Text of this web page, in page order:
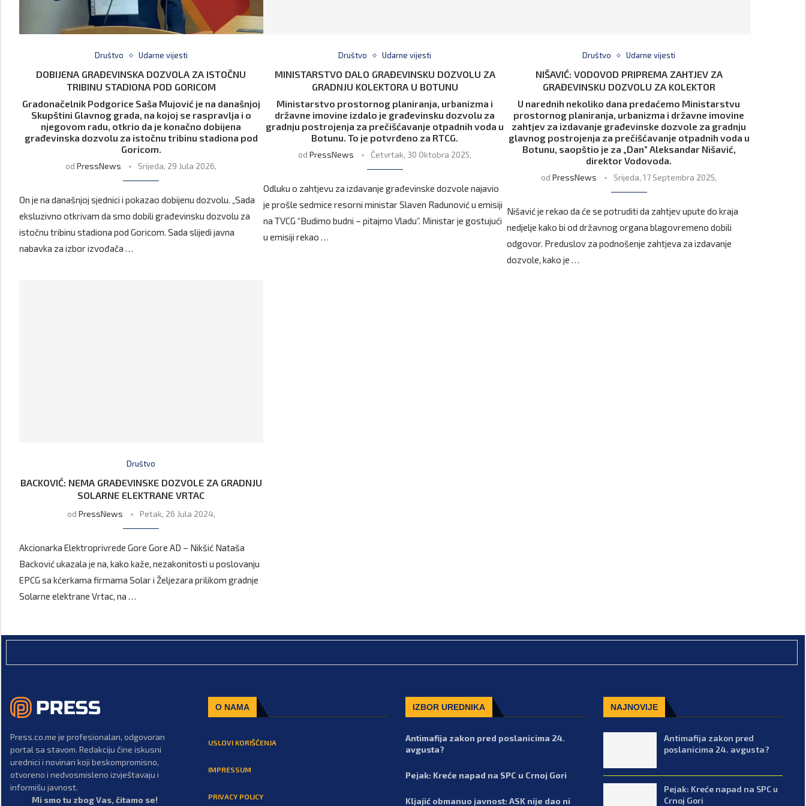
Društvo Udarne vijesti
DOBIJENA GRAĐEVINSKA DOZVOLA ZA ISTOČNU
TRIBINU STADIONA POD GORICOM
Gradonačelnik Podgorice Saša Mujović je na današnjoj
Skupštini Glavnog grada, na kojoj se raspravlja i o
njegovom radu, otkrio da je konačno dobijena
građevinska dozvolu za istočnu tribinu stadiona pod
Goricom.
odPressNews Srijeda, 29 Jula 2026,
On je na današnjoj sjednici i pokazao dobijenu dozvolu. „Sada
eksluzivno otkrivam da smo dobili građevinsku dozvolu za
istočnu tribinu stadiona pod Goricom. Sada slijedi javna
nabavka za izbor izvođača …
Društvo Udarne vijesti
MINISTARSTVO DALO GRAĐEVINSKU DOZVOLU ZA
GRADNJU KOLEKTORA U BOTUNU
Ministarstvo prostornog planiranja, urbanizma i
državne imovine izdalo je građevinsku dozvolu za
gradnju postrojenja za prečišćavanje otpadnih voda u
Botunu. To je potvrđeno za RTCG.
odPressNews Četvrtak, 30 Oktobra 2025,
Odluku o zahtjevu za izdavanje građevinske dozvole najavio
je prošle sedmice resorni ministar Slaven Radunović u emisiji
na TVCG “Budimo budni – pitajmo Vladu”. Ministar je gostujući
u emisiji rekao …
Društvo Udarne vijesti
NIŠAVIĆ: VODOVOD PRIPREMA ZAHTJEV ZA
GRAĐEVINSKU DOZVOLU ZA KOLEKTOR
U narednih nekoliko dana predaćemo Ministarstvu
prostornog planiranja, urbanizma i državne imovine
zahtjev za izdavanje građevinske dozvole za gradnju
glavnog postrojenja za prečišćavanje otpadnih voda u
Botunu, saopštio je za „Dan” Aleksandar Nišavić,
direktor Vodovoda.
odPressNews Srijeda, 17 Septembra 2025,
Nišavić je rekao da će se potruditi da zahtjev upute do kraja
nedjelje kako bi od državnog organa blagovremeno dobili
odgovor. Preduslov za podnošenje zahtjeva za izdavanje
dozvole, kako je …
Društvo
BACKOVIĆ: NEMA GRAĐEVINSKE DOZVOLE ZA GRADNJU
SOLARNE ELEKTRANE VRTAC
od PressNews Petak, 26 Jula 2024,
Akcionarka Elektroprivrede Gore Gore AD – Nikšić Nataša
Backović ukazala je na, kako kaže, nezakonitosti u poslovanju
EPCG sa kćerkama firmama Solar i Željezara prilikom gradnje
Solarne elektrane Vrtac, na …
Press.co.me je profesionalan, odgovoran
portal sa stavom. Redakciju čine iskusni
urednici i novinari koji beskompromisno,
otvoreno i nedvosmisleno izvještavaju i
informišu javnost.
Mi smo tu zbog Vas, čitamo se!
O NAMA
USLOVI KORIŠĆENJA
IMPRESSUM
PRIVACY POLICY
IZBOR UREDNIKA
Antimafija zakon pred poslanicima 24.
avgusta?
Pejak: Kreće napad na SPC u Crnoj Gori
Kljajić obmanuo javnost: ASK nije dao ni
NAJNOVIJE
Antimafija zakon pred
poslanicima 24. avgusta?
Pejak: Kreće napad na SPC u
Crnoj Gori